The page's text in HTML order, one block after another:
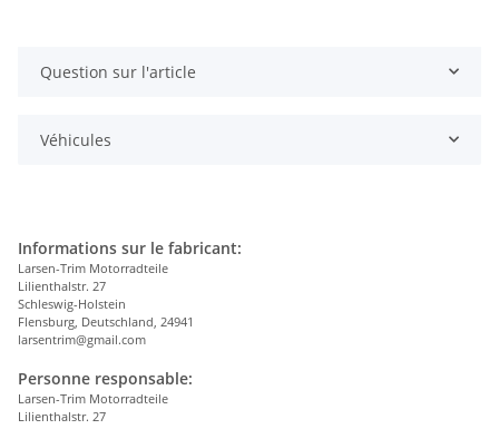
Question sur l'article
Véhicules
Informations sur le fabricant:
Larsen-Trim Motorradteile
Lilienthalstr. 27
Schleswig-Holstein
Flensburg, Deutschland, 24941
larsentrim@gmail.com
Personne responsable:
Larsen-Trim Motorradteile
Lilienthalstr. 27